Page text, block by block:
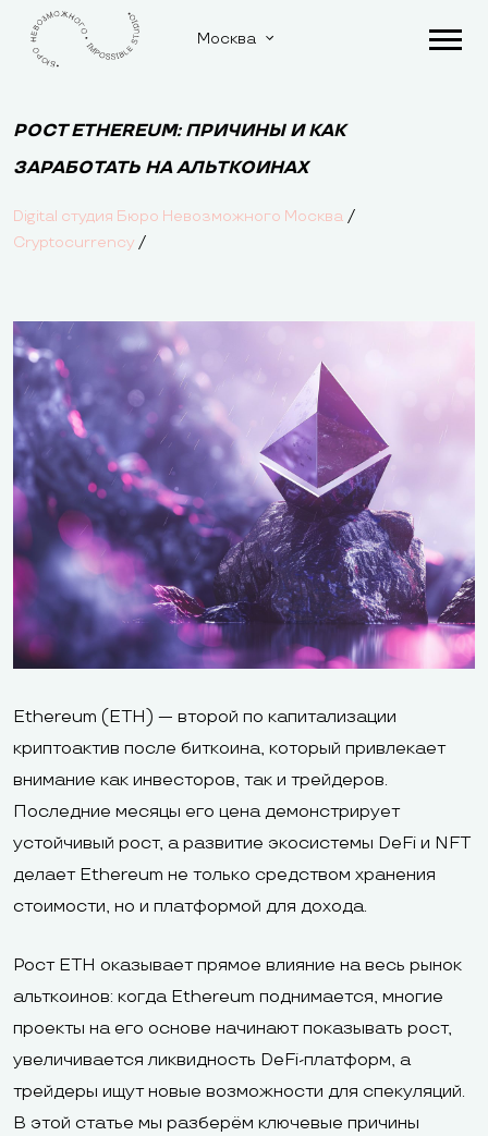
Москва
РОСТ ETHEREUM: ПРИЧИНЫ И КАК
ЗАРАБОТАТЬ НА АЛЬТКОИНАХ
Digital студия Бюро Невозможного Москва /
Cryptocurrency /
Ethereum (ETH) — второй по капитализации
криптоактив после биткоина, который привлекает
внимание как инвесторов, так и трейдеров.
Последние месяцы его цена демонстрирует
устойчивый рост, а развитие экосистемы DeFi и NFT
делает Ethereum не только средством хранения
стоимости, но и платформой для дохода.
Рост ETH оказывает прямое влияние на весь рынок
альткоинов: когда Ethereum поднимается, многие
проекты на его основе начинают показывать рост,
увеличивается ликвидность DeFi-платформ, а
трейдеры ищут новые возможности для спекуляций.
В этой статье мы разберём ключевые причины